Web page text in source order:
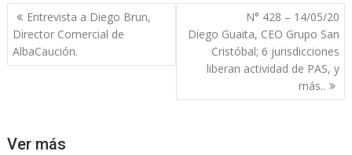
Navegación
de
entradas
Entrevista a Diego Brun,
Director Comercial de
AlbaCaución.
N° 428 – 14/05/20
Diego Guaita, CEO Grupo San
Cristóbal; 6 jurisdicciones
liberan actividad de PAS, y
más..
Ver más